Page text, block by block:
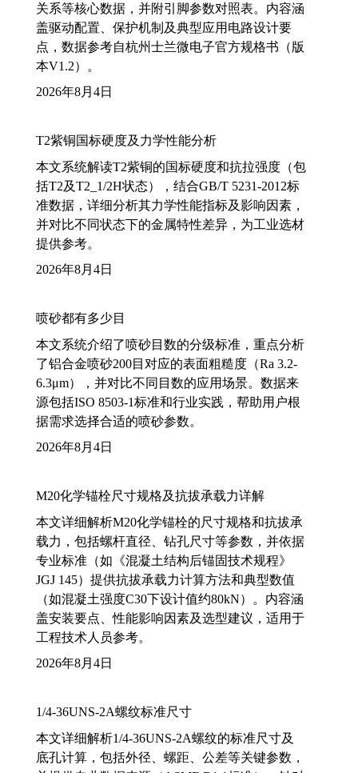
关系等核心数据，并附引脚参数对照表。内容涵
盖驱动配置、保护机制及典型应用电路设计要
点，数据参考自杭州士兰微电子官方规格书（版
本V1.2）。
2026年8月4日
T2紫铜国标硬度及力学性能分析
本文系统解读T2紫铜的国标硬度和抗拉强度（包
括T2及T2_1/2H状态），结合GB/T 5231-2012标
准数据，详细分析其力学性能指标及影响因素，
并对比不同状态下的金属特性差异，为工业选材
提供参考。
2026年8月4日
喷砂都有多少目
本文系统介绍了喷砂目数的分级标准，重点分析
了铝合金喷砂200目对应的表面粗糙度（Ra 3.2-
6.3μm），并对比不同目数的应用场景。数据来
源包括ISO 8503-1标准和行业实践，帮助用户根
据需求选择合适的喷砂参数。
2026年8月4日
M20化学锚栓尺寸规格及抗拔承载力详解
本文详细解析M20化学锚栓的尺寸规格和抗拔承
载力，包括螺杆直径、钻孔尺寸等参数，并依据
专业标准（如《混凝土结构后锚固技术规程》
JGJ 145）提供抗拔承载力计算方法和典型数值
（如混凝土强度C30下设计值约80kN）。内容涵
盖安装要点、性能影响因素及选型建议，适用于
工程技术人员参考。
2026年8月4日
1/4-36UNS-2A螺纹标准尺寸
本文详细解析1/4-36UNS-2A螺纹的标准尺寸及
底孔计算，包括外径、螺距、公差等关键参数，